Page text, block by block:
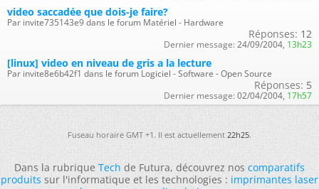
video saccadée que dois-je faire?
Par invite735143e9 dans le forum Matériel - Hardware
Réponses: 12
Dernier message: 24/09/2004, 13h23
[linux] video en niveau de gris a la lecture
Par invite8e6b42f1 dans le forum Logiciel - Software - Open Source
Réponses: 5
Dernier message: 02/04/2004, 17h57
Fuseau horaire GMT +1. Il est actuellement22h25.
Dans la rubriqueTechde Futura, découvrez noscomparatifs
produitssur l'informatique et les technologies :imprimantes laser